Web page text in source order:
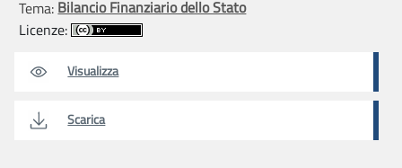
Tema: Bilancio Finanziario dello Stato
Licenze:
Visualizza
Scarica